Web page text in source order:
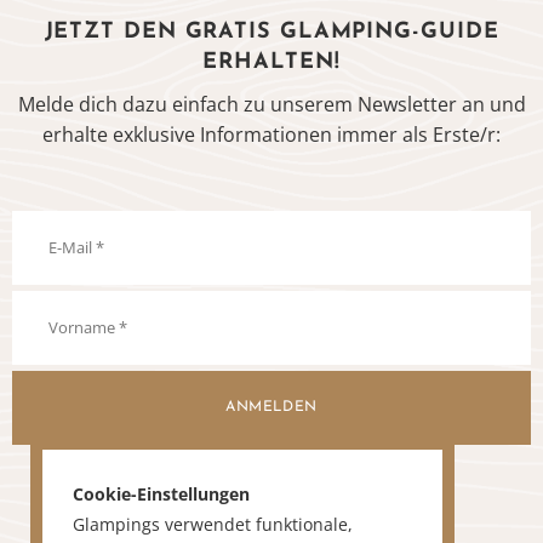
JETZT DEN GRATIS GLAMPING-GUIDE
ERHALTEN!
Melde dich dazu einfach zu unserem Newsletter an und
erhalte exklusive Informationen immer als Erste/r:
ANMELDEN
Cookie-Einstellungen
Glampings verwendet funktionale,